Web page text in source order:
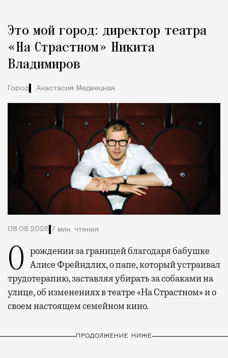
Город
Это мой город: директор театра
«На Страстном» Никита
Владимиров
Город Анастасия Медвецкая
08.08.2026 7 мин. чтения
О рождении за границей благодаря бабушке Алисе Фрейндлих, о папе, который устраивал
трудотерапию, заставляя убирать за собаками на
улице, об изменениях в театре «На Страстном» и о
своем настоящем семейном кино.
ПРОДОЛЖЕНИЕ НИЖЕ